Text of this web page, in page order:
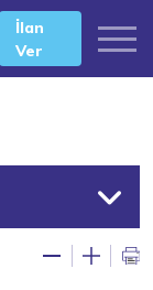
İlan
Ver